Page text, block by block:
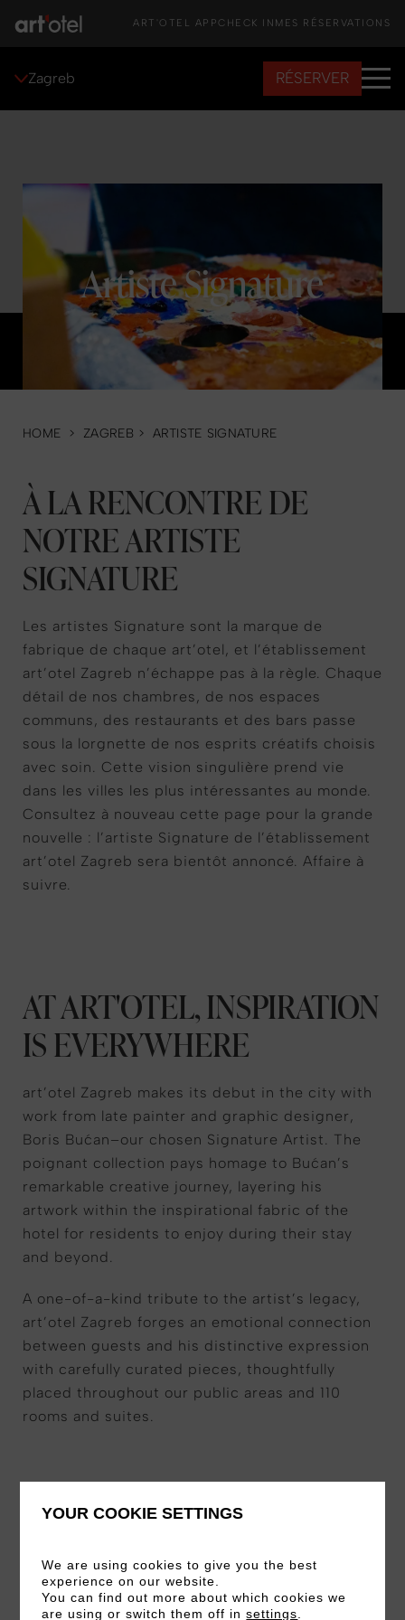
ART'OTEL APPCHECK IN MES RÉSERVATIONS
Zagreb RÉSERVER
Artiste Signature
HOME > ZAGREB > ARTISTE SIGNATURE
À LA RENCONTRE DE
NOTRE ARTISTE
SIGNATURE
Les artistes Signature sont la marque de
fabrique de chaque art’otel, et l’établissement
art’otel Zagreb n’échappe pas à la règle. Chaque
détail de nos chambres, de nos espaces
communs, des restaurants et des bars passe
sous la lorgnette de nos esprits créatifs choisis
avec soin. Cette vision singulière prend vie
dans les villes les plus intéressantes au monde.
Consultez à nouveau cette page pour la grande
nouvelle : l’artiste Signature de l’établissement
art’otel Zagreb sera bientôt annoncé. Affaire à
suivre.
AT ART'OTEL, INSPIRATION
IS EVERYWHERE
art’otel Zagreb makes its debut in the city with
work from late painter and graphic designer,
Boris Bućan–our chosen Signature Artist. The
poignant collection pays homage to Bućan’s
remarkable creative journey, layering his
artwork within the inspirational fabric of the
hotel for residents to enjoy during their stay
and beyond.
A one-of-a-kind tribute to the artist’s legacy,
art’otel Zagreb forges an emotional connection
between guests and his distinctive expression
with carefully curated pieces, thoughtfully
placed throughout our public areas and 110
rooms and suites.
Born in Zagreb, Bućan was a leading figure in
the region’s New Art Practice movement,
YOUR COOKIE SETTINGS
We are using cookies to give you the best
experience on our website.
You can find out more about which cookies we
are using or switch them off insettings